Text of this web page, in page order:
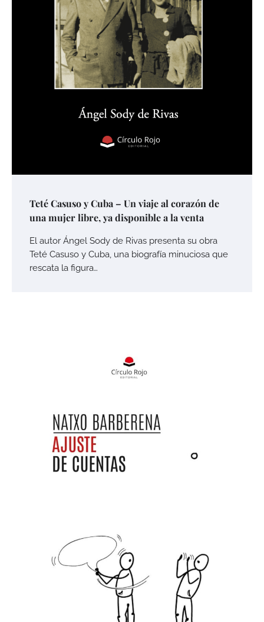
Teté Casuso y Cuba – Un viaje al corazón de
una mujer libre, ya disponible a la venta
El autor Ángel Sody de Rivas presenta su obra
Teté Casuso y Cuba, una biografía minuciosa que
rescata la figura…